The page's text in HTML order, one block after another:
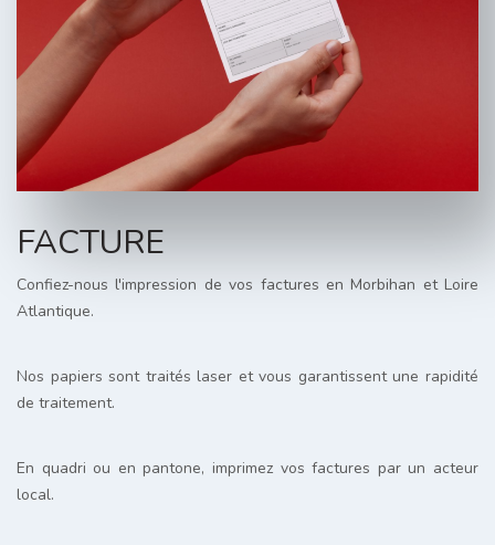
FACTURE
Confiez-nous l'impression de vos factures en Morbihan et Loire
Atlantique.
Nos papiers sont traités laser et vous garantissent une rapidité
de traitement.
En quadri ou en pantone, imprimez vos factures par un acteur
local.